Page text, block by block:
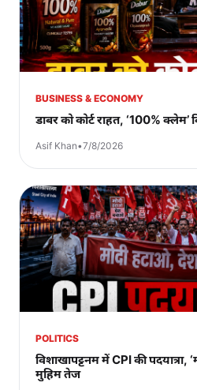
BUSINESS & ECONOMY
डाबर को कोर्ट राहत, ‘100% क्लेम’
Asif Khan•7/8/2026
POLITICS
विशाखापट्टनम में CPI की
मुहिम तेज